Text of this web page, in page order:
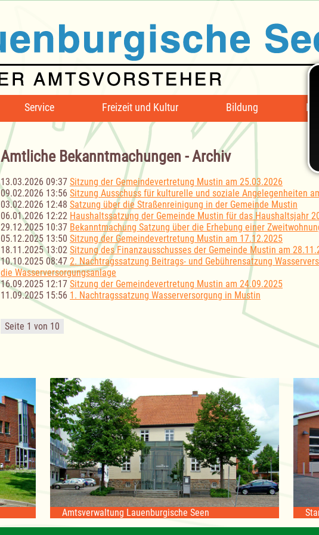
Service Freizeit und Kultur Bildung
Amtliche Bekanntmachungen - Archiv
13.03.2026 09:37 Sitzung der Gemeindevertretung Mustin am 25.03.2026
09.02.2026 13:56 Sitzung Ausschuss für kulturelle und soziale Angelegenheiten
03.02.2026 12:48 Satzung über die Straßenreinigung in der Gemeinde Mustin
06.01.2026 12:22 Haushaltssatzung der Gemeinde Mustin für das Haushaltsjahr
29.12.2025 10:37 Bekanntmachung Satzung über die Erhebung einer
05.12.2025 13:50 Sitzung der Gemeindevertretung Mustin am 17.12.2025
18.11.2025 13:02 Sitzung des Finanzausschusses der Gemeinde Mustin am
10.10.2025 08:47 2. Nachtragssatzung Beitrags- und Gebührensatzung
die Wasserversorgungsanlage
16.09.2025 12:17 Sitzung der Gemeindevertretung Mustin am 24.09.2025
11.09.2025 15:56 1. Nachtragssatzung Wasserversorgung in Mustin
Seite 1 von 10
Amtsverwaltung Lauenburgische Seen